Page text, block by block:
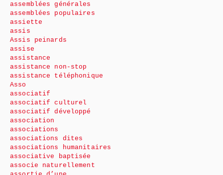
assemblées générales
assemblées populaires
assiette
assis
Assis peinards
assise
assistance
assistance non-stop
assistance téléphonique
Asso
associatif
associatif culturel
associatif développé
association
associations
associations dites
associations humanitaires
associative baptisée
associe naturellement